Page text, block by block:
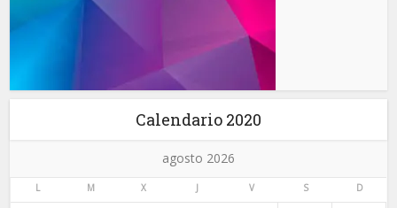
Calendario 2020
agosto 2026
L M X J V S D